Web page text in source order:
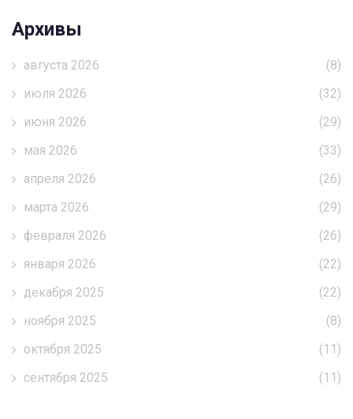
Архивы
августа 2026
(8)
июля 2026
(32)
июня 2026
(29)
мая 2026
(33)
апреля 2026
(26)
марта 2026
(29)
февраля 2026
(26)
января 2026
(22)
декабря 2025
(22)
ноября 2025
(8)
октября 2025
(11)
сентября 2025
(11)